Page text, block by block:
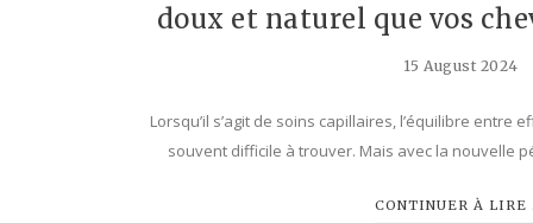
doux et naturel que vos
15 August 2024
Lorsqu’il s’agit de soins capillaires, l’équilibre entre
souvent difficile à trouver. Mais avec la nouvelle
CONTINUER À LIRE